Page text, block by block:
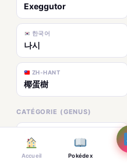
Exeggutor
한국어
나시
ZH-HANT
椰蛋樹
CATÉGORIE (GENUS)
Pokémon Fruitpalme
Accueil Pokédex